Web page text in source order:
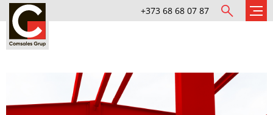
+373 68 68 07 87